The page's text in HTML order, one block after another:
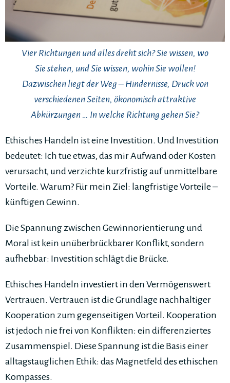
Vier Richtungen und alles dreht sich? Sie wissen, wo
Sie stehen, und Sie wissen, wohin Sie wollen!
Dazwischen liegt der Weg – Hindernisse, Druck von
verschiedenen Seiten, ökonomisch attraktive
Abkürzungen … In welche Richtung gehen Sie?
Ethisches Handeln ist eine Investition. Und Investition
bedeutet: Ich tue etwas, das mir Aufwand oder Kosten
verursacht, und verzichte kurzfristig auf unmittelbare
Vorteile. Warum? Für mein Ziel: langfristige Vorteile –
künftigen Gewinn.
Die Spannung zwischen Gewinnorientierung und
Moral ist kein unüberbrückbarer Konflikt, sondern
aufhebbar: Investition schlägt die Brücke.
Ethisches Handeln investiert in den Vermögenswert
Vertrauen. Vertrauen ist die Grundlage nachhaltiger
Kooperation zum gegenseitigen Vorteil. Kooperation
ist jedoch nie frei von Konflikten: ein differenziertes
Zusammenspiel. Diese Spannung ist die Basis einer
alltagstauglichen Ethik: das Magnetfeld des ethischen
Kompasses.